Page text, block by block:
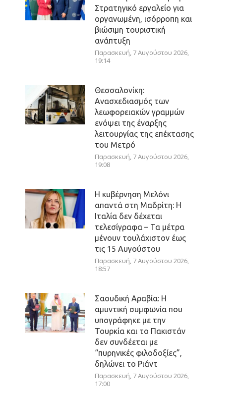
Στρατηγικό εργαλείο για
οργανωμένη, ισόρροπη και
βιώσιμη τουριστική
ανάπτυξη
Παρασκευή, 7 Αυγούστου 2026,
19:14
Θεσσαλονίκη:
Ανασχεδιασμός των
λεωφορειακών γραμμών
ενόψει της έναρξης
λειτουργίας της επέκτασης
του Μετρό
Παρασκευή, 7 Αυγούστου 2026,
19:08
Η κυβέρνηση Μελόνι
απαντά στη Μαδρίτη: Η
Ιταλία δεν δέχεται
τελεσίγραφα – Τα μέτρα
μένουν τουλάχιστον έως
τις 15 Αυγούστου
Παρασκευή, 7 Αυγούστου 2026,
18:57
Σαουδική Αραβία: Η
αμυντική συμφωνία που
υπογράφηκε με την
Τουρκία και το Πακιστάν
δεν συνδέεται με
“πυρηνικές φιλοδοξίες”,
δηλώνει το Ριάντ
Παρασκευή, 7 Αυγούστου 2026,
17:00